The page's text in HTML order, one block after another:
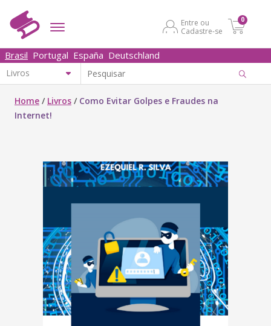
Entre ou
Cadastre-se
0
Brasil Portugal España Deutschland
Home / Livros / Como Evitar Golpes e Fraudes na
Internet!